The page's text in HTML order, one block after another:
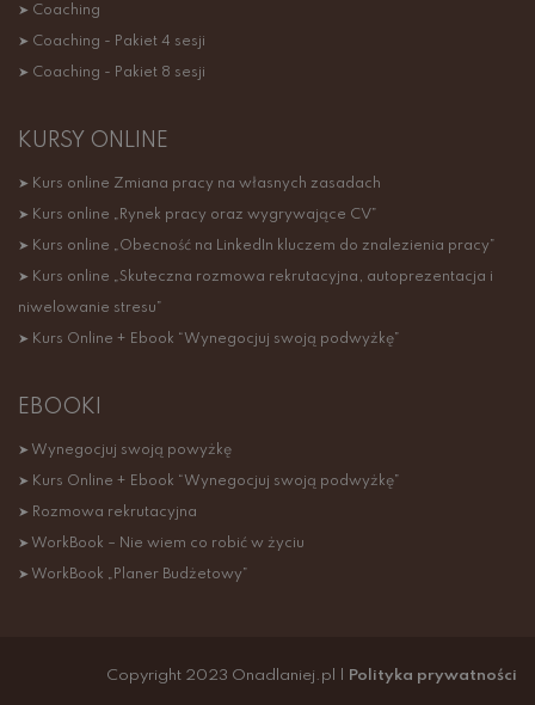
➤ Coaching
➤ Coaching - Pakiet 4 sesji
➤ Coaching - Pakiet 8 sesji
KURSY ONLINE
➤ Kurs online Zmiana pracy na własnych zasadach
➤ Kurs online „Rynek pracy oraz wygrywające CV”
➤ Kurs online „Obecność na LinkedIn kluczem do znalezienia pracy”
➤ Kurs online „Skuteczna rozmowa rekrutacyjna, autoprezentacja i
niwelowanie stresu”
➤ Kurs Online + Ebook “Wynegocjuj swoją podwyżkę”
EBOOKI
➤ Wynegocjuj swoją powyżkę
➤ Kurs Online + Ebook “Wynegocjuj swoją podwyżkę”
➤ Rozmowa rekrutacyjna
➤ WorkBook – Nie wiem co robić w życiu
➤ WorkBook „Planer Budżetowy”
Copyright 2023 Onadlaniej.pl | Polityka prywatności